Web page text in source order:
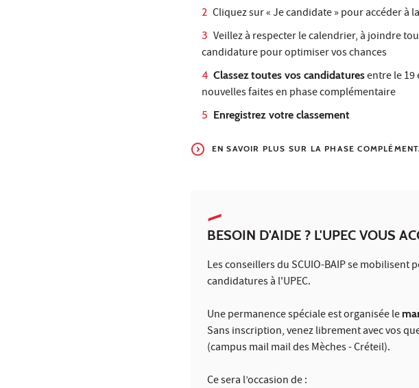
Cliquez sur « Je candidate » pour accéder à
Veillez à respecter le calendrier, à joindre
candidature pour optimiser vos chances
Classeztoutes vos candidaturesentre le 19
nouvelles faites en phase complémentaire
Enregistrez votre classement
EN SAVOIR PLUS SUR LA PHASE
BESOIN D'AIDE ? L'UPEC VOUS
Les conseillers du SCUIO-BAIP se
candidatures à l'UPEC.
Une permanence spéciale est organisée le
Sans inscription, venez librement avec vos
(campus mail mail des Mèches - Créteil).
Ce sera l’occasion de :